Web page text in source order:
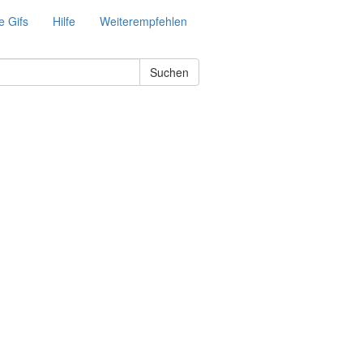
Gifs Hilfe Weiterempfehlen
Suchen